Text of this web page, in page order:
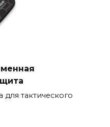
для тактического